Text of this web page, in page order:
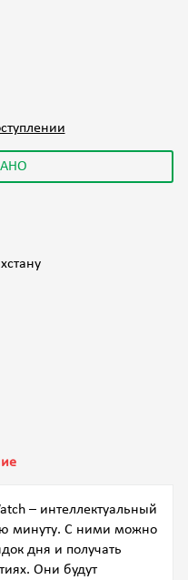
– интеллектуальный
минуту. С ними можно
дня и получать
Они будут